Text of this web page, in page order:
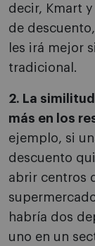
decir, Kmart
de
les irá mejor
tradicional.
2. La
más en los
ejemplo, si
descuento
abrir centros
habría dos
uno en un